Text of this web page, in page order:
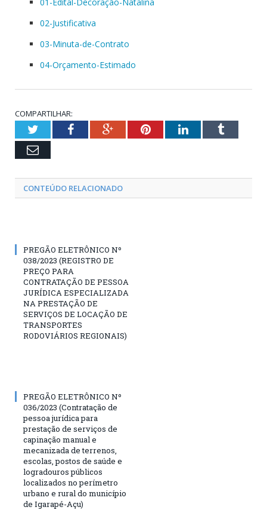
02-Justificativa
03-Minuta-de-Contrato
04-Orçamento-Estimado
COMPARTILHAR:
TwitterFacebookGoogle+PinterestLinkedInTumblr
Email
CONTEÚDO RELACIONADO
PREGÃO ELETRÔNICO Nº
038/2023 (REGISTRO DE
PREÇO PARA
CONTRATAÇÃO DE PESSOA
JURÍDICA ESPECIALIZADA
NA PRESTAÇÃO DE
SERVIÇOS DE LOCAÇÃO DE
TRANSPORTES
RODOVIÁRIOS REGIONAIS)
PREGÃO ELETRÔNICO Nº
036/2023 (Contratação de
pessoa jurídica para
prestação de serviços de
capinação manual e
mecanizada de terrenos,
escolas, postos de saúde e
logradouros públicos
localizados no perímetro
urbano e rural do município
de Igarapé-Açu)